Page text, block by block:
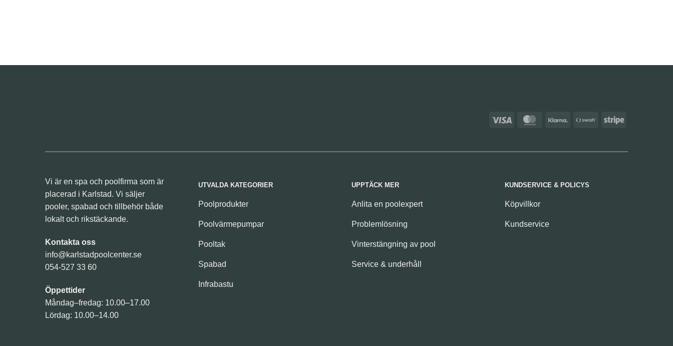
Visa MasterCardKlarna Swish
Stripe
Vi är en spa och poolfirma som är
placerad i Karlstad. Vi säljer
pooler, spabad och tillbehör både
lokalt och rikstäckande.
Kontakta oss
info@karlstadpoolcenter.se
054-527 33 60
Öppettider
Måndag–fredag: 10.00–17.00
Lördag: 10.00–14.00
UTVALDA KATEGORIER
Poolprodukter
Poolvärmepumpar
Pooltak
Spabad
Infrabastu
UPPTÄCK MER
Anlita en poolexpert
Problemlösning
Vinterstängning av pool
Service & underhåll
KUNDSERVICE & POLICYS
Köpvillkor
Kundservice